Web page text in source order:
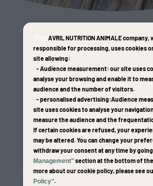
Accueil»Conseils» Quels sont les
pour les chevaux ?
L’ail est un produit avec de
vertus pour vos équidés. Mais
raisons ? Sous quelle forme et à
dose ? L’ail est en apparence
condiment de cuisine, mais en
une mine d’oligo-éléments
santé. Découvrez les bienfaits
vos chevaux.
AVRIL NUTRITION ANIMALE company,
responsible for processing, uses cookies
site allowing:
-Audience measurement: our site uses
analyse your browsing and enable it to
audience and the number of visitors.
-personalised advertising:Audience
site uses cookies to analyse your
measure the audience and the
If certain cookies are refused, your
may be altered. You can change your
withdraw your consent at any time by
Management" section at the bottom of
more about our cookie policy, please see
Policy".